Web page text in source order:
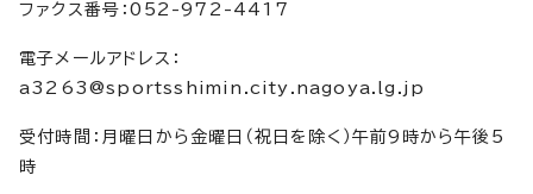
ファクス番号：052-972-4417
電子メールアドレス：
a3263@sportsshimin.city.nagoya.lg.jp
受付時間：月曜日から金曜日（祝日を除く）午前9時から午後5
時